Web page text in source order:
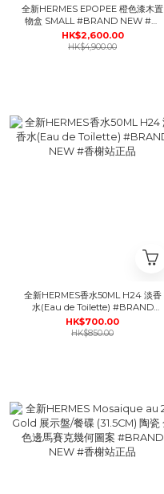
全新HERMES EPOPEE 橙色漆木置
物盒 SMALL #BRAND NEW #香
榭站正品
HK$2,600.00
HK$4,900.00
全新HERMES香水50ML H24 淡香
水(Eau de Toilette) #BRAND
NEW #香榭站正品
HK$700.00
HK$850.00